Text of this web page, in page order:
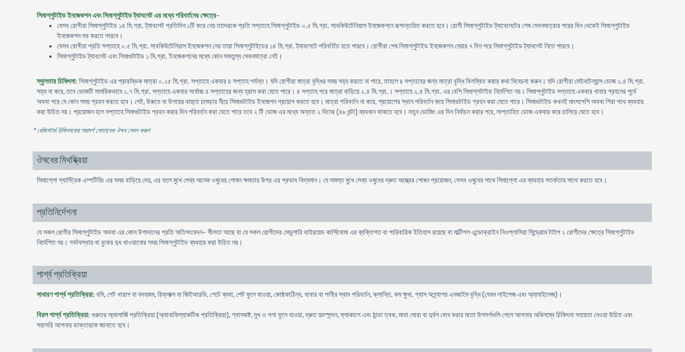
সিমাগ্লুটাইড ইনজেকশন এবং সিমাগ্লুটাইড ট্যাবলেট এর মধ্যে পরিবর্তনের ক্ষেত্রে-
যেসব রোগীরা সিমাগ্লুটাইড ১৪ মি.গ্রা. ট্যাবলেট প্রতিদিন ১টি করে নেয় তাদেরকে প্রতি সপ্তাহে সিমাগ্লুটাইড ০.৫ মি.গ্রা. সাবকিউটেনিয়াস ইনজেকশনে রূপান্তরিত করতে হবে। রোগী সিমাগ্লুটাইড ট্যাবেলেটের শেষ সেবনমাত্রার পরের দিন থেকেই সিমাগ্লুটাইড
ইনজেকশন শুর করতে পারবে।
যেসব রোগীরা প্রতি সপ্তাহে ০.৫ মি.গ্রা. সাবকিউটেনিয়াস ইনজেকশন নেয় তারা সিমাগ্লুটাইডের ১৪ মি.গ্রা. ট্যাবলেটে পরিবর্তিত হতে পারবে। রোগীরা শেষ সিমাগ্লুটাইড ইনজেকশন নেয়ার ৭ দিন পরে সিমাগ্লুটাইড ট্যাবলেট নিতে পারবে।
সিমাগ্লুটাইড ট্যাবলেট এবং সিমাগুটাইড ১ মি.গ্রা. ইনজেকশনের মধ্যে কোন সমতুল্য সেবনমাত্রা নেই।
স্থুলতার চিকিৎসা: সিমাগ্লুটাইড এর প্রারম্ভিক মাত্রা ০.২৫ মি.গ্রা. সপ্তাহে একবার ৪ সপ্তাহ পর্যন্ত। যদি রোগীরা মাত্রা বৃদ্ধির সময় সহ্য করতে না পারে, তাহলে ৪ সপ্তাহের জন্য মাত্রা বৃদ্ধি বিলম্বিত করার কথা বিবেচনা করুন। যদি রোগীরা মেইনটেন্যান্স ডোজ ২.৪ মি.গ্রা.
সহ্য না করে, তবে ডোজটি সাময়িকভাবে ১.৭ মি.গ্রা. সপ্তাহে একবার সর্বোচ্চ ৪ সপ্তাহের জন্য হ্রাস করা যেতে পারে। ৪ সপ্তাহ পরে মাত্রা বাড়িয়ে ২.৪ মি.গ্রা.। সপ্তাহে ২.৪ মি.গ্রা. এর বেশি সিমাগ্লটাইড নির্দেশিত নয়। সিমাপ্লুটাইড সপ্তাহে একবার খাবার গ্রহনের পূর্বে
অথবা পরে যে কোন সময় গ্রহন করতে হবে। পেট, উরুতে বা উপরের বাহুতে চামড়ার নীচে সিমাগুটাইড ইনজেশন প্রয়োগ করতে হবে। মাত্রা পরিবর্তন না করে, প্রয়োগের স্থান পরিবর্তন করে সিমাগুটাইড গ্রহন করা যেতে পারে। সিমাগুটাইড কখনই মাংসপেশি অথবা শিরা পথে ব্যবহার
করা উচিত নয়। প্রয়োজন হলে সপ্তাহে সিমাগুটাইড গ্রহন করার দিন পরিবর্তন করা যেতে পারে তবে ২ টি ডোজ এর মধ্যে অন্তত ২ দিনের (৪৮ ঘন্টা) ব্যবধান থাকতে হবে। নতুন ডোজিং এর দিন নির্বাচন করার পরে, সাপ্তাহিত ডোজ একবার করে চালিয়ে যেতে হবে।
* রেজিস্টার্ড চিকিৎসকের পরামর্শ মোতাবেক ঔষধ সেবন করুন'
ঔষধের মিথষ্ক্রিয়া
সিমাগ্লো গ্যাস্ট্রিক এম্পটিয়িং এর সময় বাড়িয়ে দেয়, এর ফলে মুখে সেব্য অনেক ওষুধের শোষন ক্ষমতার উপর এর প্রভাব বিদ্যমান। যে সমস্ত মুখে সেব্য ওষুধের দ্রুত অস্ত্রের শোষন প্রয়োজন, সেসব ওষুধের সাথে সিমাগ্লো এর ব্যবহার সতর্কতার সাথে করতে হবে।
প্রতিনির্দেশনা
যে সকল রোগীর সিমাগ্লুটাইড অথবা এর কোন উপাদানের প্রতি অতিসংবেদন- শীলতা আছে বা যে সকল রোগীদের মেডুলারি থাইরয়েড কার্সিনোমা এর ব্যক্তিগত বা পারিবারিক ইতিহাস রয়েছে বা মাল্টিপল এন্ডোক্রাইন নিওপ্লাসিয়া সিন্ড্রোম টাইপ ২ রোগীদের ক্ষেত্রে সিমাগ্লুটাইড
নির্দেশিত নয়। গর্ভাবস্থায় বা বুকের দুধ খাওয়ানোর সময় সিমাগ্লুটাইড ব্যবহার করা উচিত নয়।
পার্শ্ব প্রতিক্রিয়া
সাধারণ পার্শ্ব প্রতিক্রিয়া: বমি, পেট খারাপ বা বদহজম, রিফ্লাক্স বা জিইআরডি, পেটে ব্যথা, পেট ফুলে যাওয়া, কোষ্ঠকাঠিন্য, খাবার বা পানীর স্বাদ পরিবর্তন, ক্লান্তি, কম ক্ষুধা, গ্যাস অগ্ন্যাশয় এনজাইম বৃদ্ধি (যেমন লাইপেজ এবং অ্যামাইলেজ)।
বিরল পার্শ্ব প্রতিক্রিয়া: গুরুতর অ্যালার্জি প্রতিক্রিয়া (অ্যানাফিল্যাকটিক প্রতিক্রিয়া), শ্বাসকষ্ট, মুখ ও গলা ফুলে যাওয়া, দ্রুত হৃদস্পন্দন, ফ্যাকাশে এবং ঠান্ডা ত্বক, মাথা ঘোরা বা দুর্বল বোধ করার মতো উপসর্গগুলি পেলে আপনার অবিলম্বে চিকিৎসা সহায়তা নেওয়া উচিত এবং
সরাসরি আপনার ডাক্তারকে জানাতে হবে।